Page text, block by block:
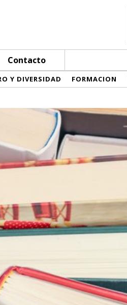
Contacto
Y DIVERSIDAD FORMACION